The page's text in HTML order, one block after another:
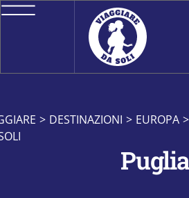
> DESTINAZIONI > EUROPA >
Puglia